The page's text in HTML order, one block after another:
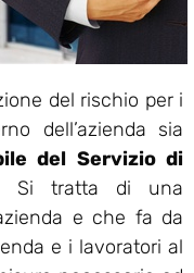
del rischio per i
dell’azienda sia
del Servizio di
Si tratta di una
e che fa da
e i lavoratori al